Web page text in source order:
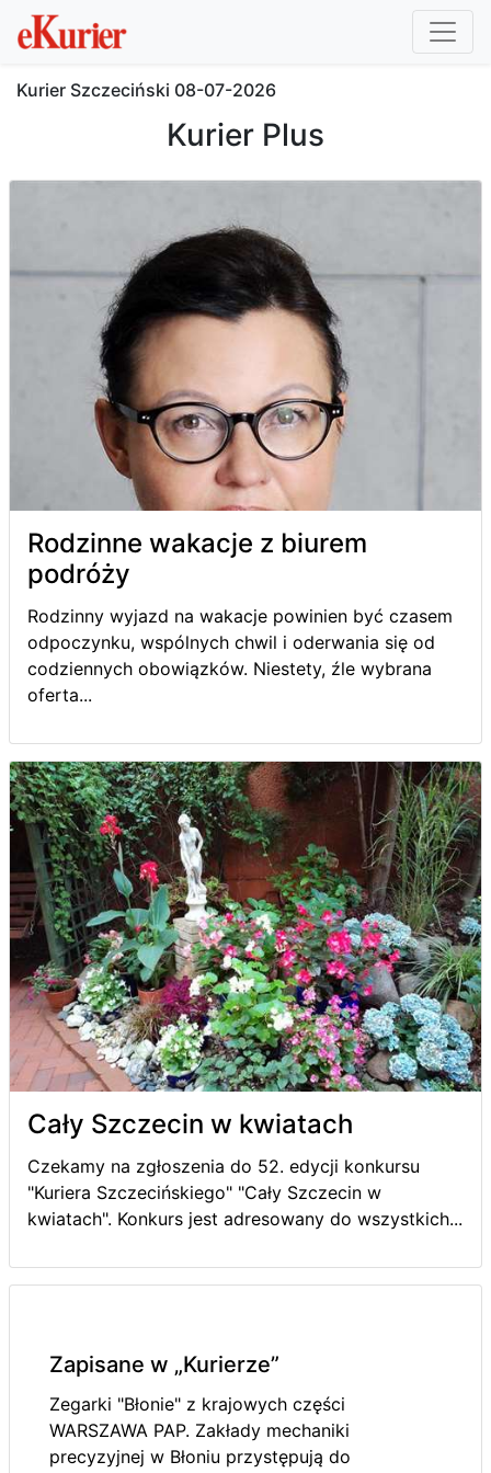
Kurier Szczeciński 08-07-2026
Kurier Plus
Rodzinne wakacje z biurem
podróży
Rodzinny wyjazd na wakacje powinien być czasem
odpoczynku, wspólnych chwil i oderwania się od
codziennych obowiązków. Niestety, źle wybrana
oferta...
Cały Szczecin w kwiatach
Czekamy na zgłoszenia do 52. edycji konkursu
"Kuriera Szczecińskiego" "Cały Szczecin w
kwiatach". Konkurs jest adresowany do wszystkich...
Zapisane w „Kurierze”
Zegarki "Błonie" z krajowych części
WARSZAWA PAP. Zakłady mechaniki
precyzyjnej w Błoniu przystępują do